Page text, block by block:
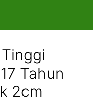
Tahun
2cm